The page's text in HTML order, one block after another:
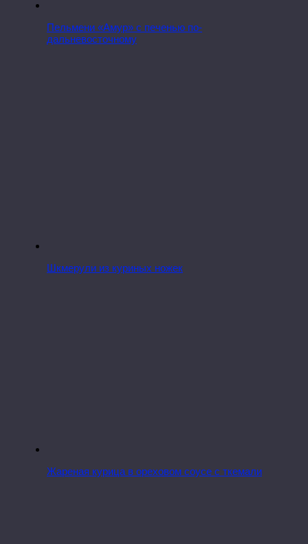
Пельмени «Амур» с печенью по-
дальневосточному
Шкмерули из куриных ножек
Жареная курица в ореховом соусе с ткемали